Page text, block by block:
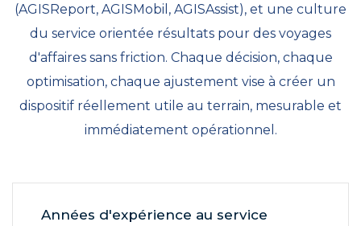
(AGISReport, AGISMobil, AGISAssist), et une culture
du service orientée résultats pour des voyages
d'affaires sans friction. Chaque décision, chaque
optimisation, chaque ajustement vise à créer un
dispositif réellement utile au terrain, mesurable et
immédiatement opérationnel.
Années d'expérience au service